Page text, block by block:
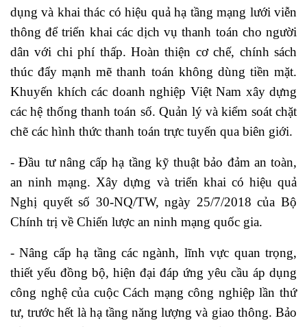
dụng và khai thác có hiệu quả hạ tầng mạng lưới viễn
thông để triển khai các dịch vụ thanh toán cho người
dân với chi phí thấp. Hoàn thiện cơ chế, chính sách
thúc đẩy mạnh mẽ thanh toán không dùng tiền mặt.
Khuyến khích các doanh nghiệp Việt Nam xây dựng
các hệ thống thanh toán số. Quản lý và kiểm soát chặt
chẽ các hình thức thanh toán trực tuyến qua biên giới.
- Đầu tư nâng cấp hạ tầng kỹ thuật bảo đảm an toàn,
an ninh mạng. Xây dựng và triển khai có hiệu quả
Nghị quyết số 30-NQ/TW, ngày 25/7/2018 của Bộ
Chính trị về Chiến lược an ninh mạng quốc gia.
- Nâng cấp hạ tầng các ngành, lĩnh vực quan trọng,
thiết yếu đồng bộ, hiện đại đáp ứng yêu cầu áp dụng
công nghệ của cuộc Cách mạng công nghiệp lần thứ
tư, trước hết là hạ tầng năng lượng và giao thông. Bảo